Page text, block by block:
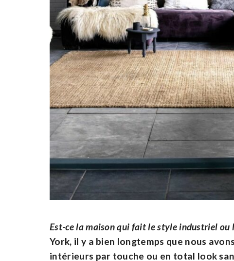
Est-ce la maison qui fait le style industriel ou
York, il y a bien longtemps que nous
intérieurs par touche ou en total look